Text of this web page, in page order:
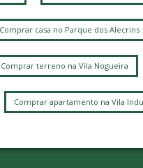
Comprar casa no Parque dos Alecrins
Comprar terreno na Vila Nogueira
Comprar apartamento na Vila